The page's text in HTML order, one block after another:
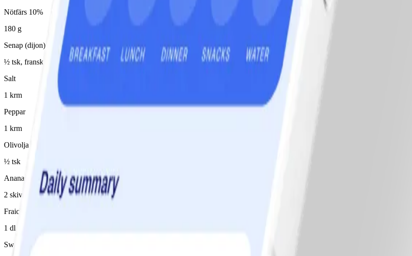
Nötfärs 10%
180 g
Senap (dijon)
½ tsk, fransk
Salt
1 krm
Peppar
1 krm
Olivolja
½ tsk
Ananas, konserverad i juice
2 skiva(or)
Fraiche 5%
1 dl
Sweet chilisås